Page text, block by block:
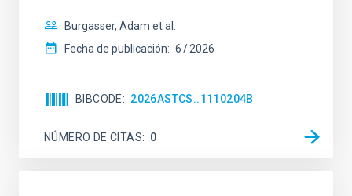
Burgasser, Adam et al.
Fecha de publicación: 6 2026
BIBCODE 2026ASTCS..1110204B
NÚMERO DE CITAS 0